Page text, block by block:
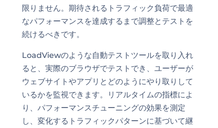
限りません。期待されるトラフィック負荷で最適
なパフォーマンスを達成するまで調整とテストを
続けるべきです。
LoadViewのような自動テストツールを取り入れ
ると、実際のブラウザでテストでき、ユーザーが
ウェブサイトやアプリとどのようにやり取りして
いるかを監視できます。リアルタイムの指標によ
り、パフォーマンスチューニングの効果を測定
し、変化するトラフィックパターンに基づいて継